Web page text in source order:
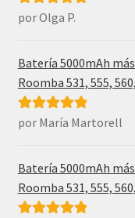
Valorado con
por Olga P.
Batería 5000mAh
Roomba 531, 555,
Valorado con
por María Martorell
Batería 5000mAh
Roomba 531, 555,